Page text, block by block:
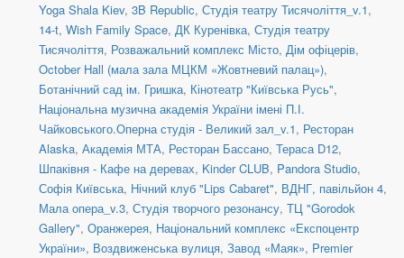
Yoga Shala Kiev, 3B Republic, Студія театру Тисячоліття_v.1,
14-t, Wish Family Space, ДК Куренівка, Студія театру
Тисячоліття, Розважальний комплекс Місто, Дім офіцерів,
October Hall (мала зала МЦКМ «Жовтневий палац»),
Ботанічний сад ім. Гришка, Кінотеатр "Київська Русь",
Національна музична академія України імені П.І.
Чайковського.Оперна студія - Великий зал_v.1, Ресторан
Alaska, Академія МТА, Ресторан Бассано, Тераса D12,
Шпаківня - Кафе на деревах, Kinder CLUB, Pandora Studio,
Софія Київська, Нічний клуб "Lips Cabaret", ВДНГ, павільйон 4,
Мала опера_v.3, Студія творчого резонансу, ТЦ "Gorodok
Gallery", Оранжерея, Національний комплекс «Експоцентр
України», Воздвиженська вулиця, Завод «Маяк», Premier